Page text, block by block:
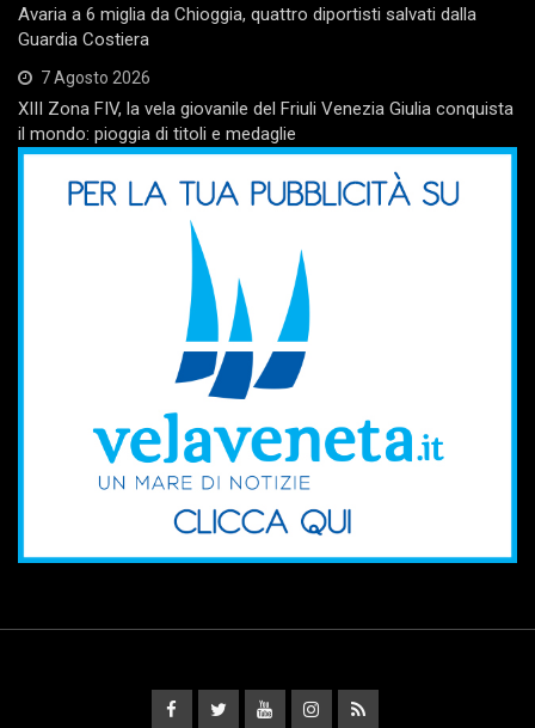
Avaria a 6 miglia da Chioggia, quattro diportisti salvati dalla
Guardia Costiera
7 Agosto 2026
XIII Zona FIV, la vela giovanile del Friuli Venezia Giulia conquista
il mondo: pioggia di titoli e medaglie